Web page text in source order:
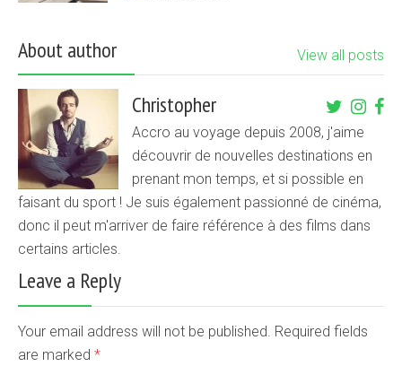
About author View all posts
Christopher
Accro au voyage depuis 2008, j'aime
découvrir de nouvelles destinations en
prenant mon temps, et si possible en
faisant du sport ! Je suis également passionné de cinéma,
donc il peut m'arriver de faire référence à des films dans
certains articles.
Leave a Reply
Your email address will not be published. Required fields
are marked *